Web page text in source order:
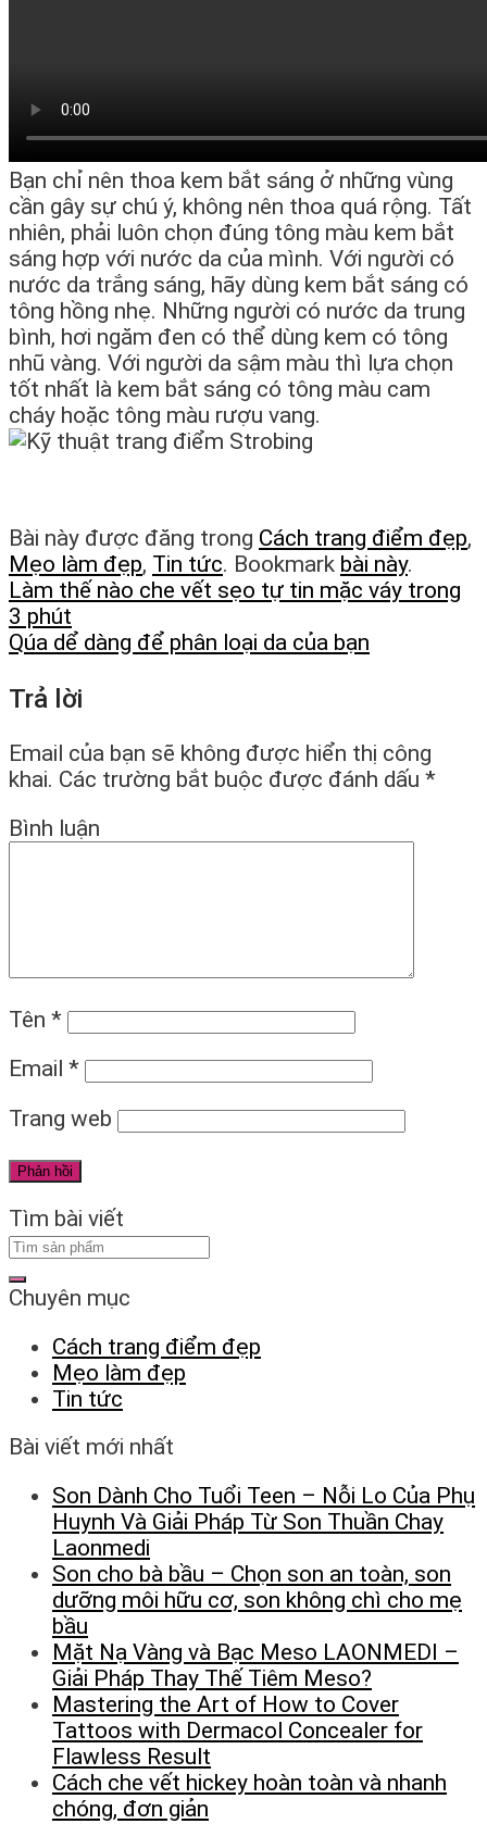
Bạn chỉ nên thoa kem bắt sáng ở những vùng
cần gây sự chú ý, không nên thoa quá rộng. Tất
nhiên, phải luôn chọn đúng tông màu kem bắt
sáng hợp với nước da của mình. Với người có
nước da trắng sáng, hãy dùng kem bắt sáng có
tông hồng nhẹ. Những người có nước da trung
bình, hơi ngăm đen có thể dùng kem có tông
nhũ vàng. Với người da sậm màu thì lựa chọn
tốt nhất là kem bắt sáng có tông màu cam
cháy hoặc tông màu rượu vang.
Bài này được đăng trong Cách trang điểm đẹp,
Mẹo làm đẹp, Tin tức. Bookmark bài này.
Làm thế nào che vết sẹo tự tin mặc váy trong
3 phút
Qúa dể dàng để phân loại da của bạn
Trả lời
Email của bạn sẽ không được hiển thị công
khai. Các trường bắt buộc được đánh dấu *
Bình luận
Tên *
Email *
Trang web
Tìm bài viết
Chuyên mục
Cách trang điểm đẹp
Mẹo làm đẹp
Tin tức
Bài viết mới nhất
Son Dành Cho Tuổi Teen – Nỗi Lo Của Phụ
Huynh Và Giải Pháp Từ Son Thuần Chay
Laonmedi
Son cho bà bầu – Chọn son an toàn, son
dưỡng môi hữu cơ, son không chì cho mẹ
bầu
Mặt Nạ Vàng và Bạc Meso LAONMEDI –
Giải Pháp Thay Thế Tiêm Meso?
Mastering the Art of How to Cover
Tattoos with Dermacol Concealer for
Flawless Result
Cách che vết hickey hoàn toàn và nhanh
chóng, đơn giản